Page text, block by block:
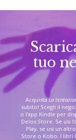
tuo
AcquistaLa
subito! Scegli il
o l'app Kindle per
Delos Store. Se usi
Play, se usi un
Store o Kobo. I libri